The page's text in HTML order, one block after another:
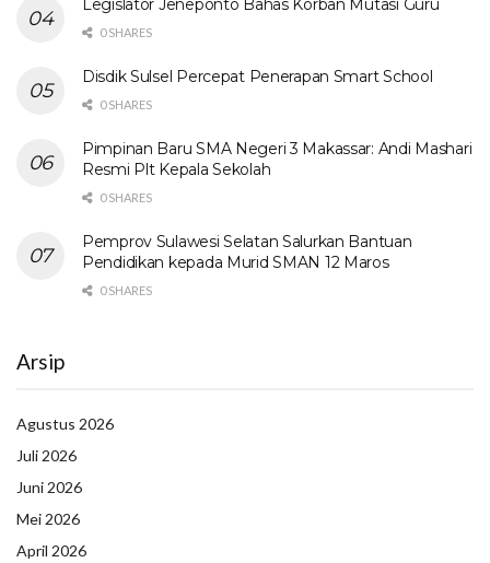
Legislator Jeneponto Bahas Korban Mutasi Guru
0 SHARES
Disdik Sulsel Percepat Penerapan Smart School
0 SHARES
Pimpinan Baru SMA Negeri 3 Makassar: Andi Mashari
Resmi Plt Kepala Sekolah
0 SHARES
Pemprov Sulawesi Selatan Salurkan Bantuan
Pendidikan kepada Murid SMAN 12 Maros
0 SHARES
Arsip
Agustus 2026
Juli 2026
Juni 2026
Mei 2026
April 2026